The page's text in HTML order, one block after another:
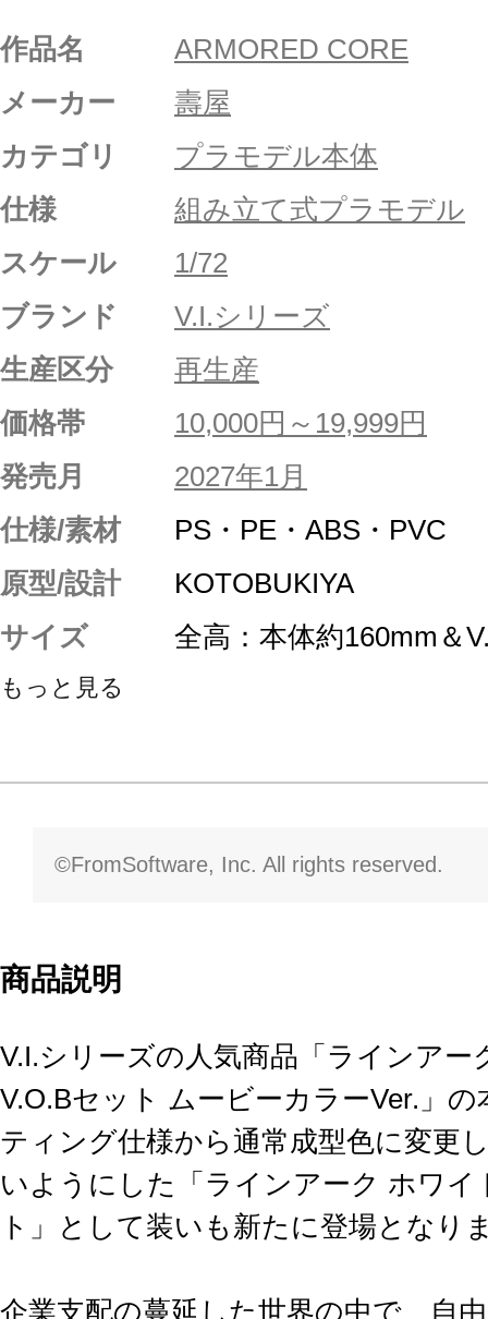
作品名
ARMORED CORE
メーカー
壽屋
カテゴリ
プラモデル本体
仕様
組み立て式プラモデル
スケール
1/72
ブランド
V.I.シリーズ
生産区分
再生産
価格帯
10,000円～19,999円
発売月
2027年1月
仕様/素材
PS・PE・ABS・PVC
原型/設計
KOTOBUKIYA
サイズ
全高：本体約160mm＆
もっと見る
©FromSoftware, Inc. All rights reserved.
商品説明
V.I.シリーズの人気商品「ラインア
V.O.Bセット ムービーカラーVer.」
ティング仕様から通常成型色に変更
いようにした「ラインアーク ホワイ
ト」として装いも新たに登場となり
企業支配の蔓延した世界の中で、自